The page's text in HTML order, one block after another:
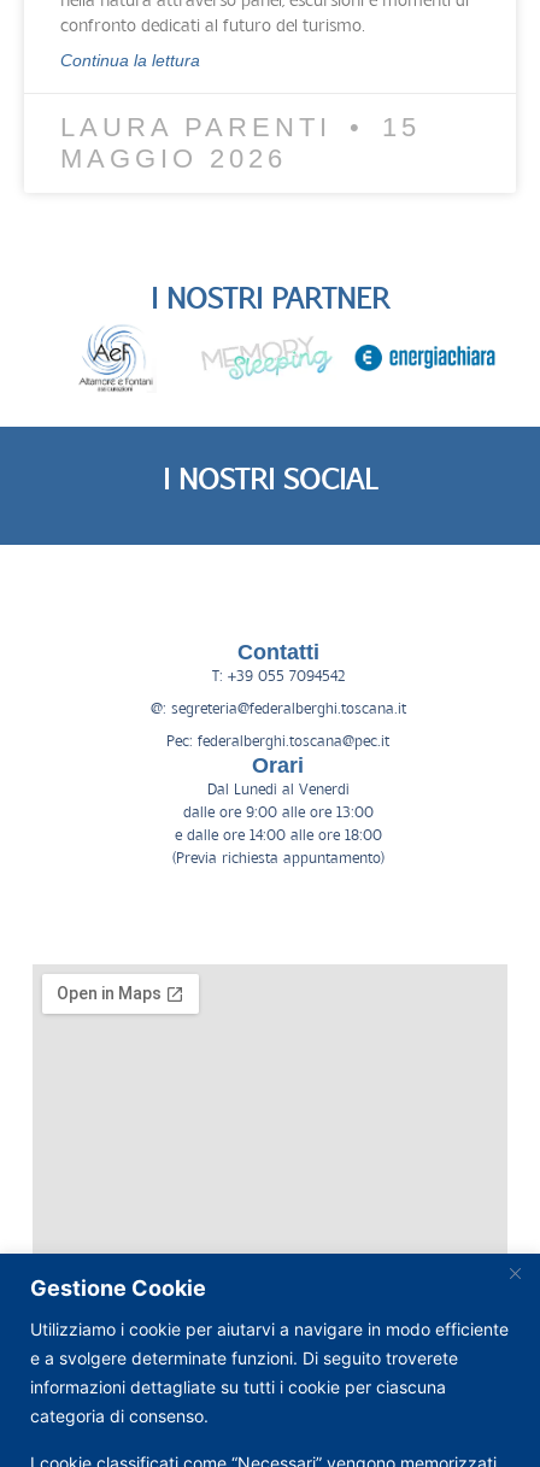
Gestione Cookie
Utilizziamo i cookie per aiutarvi a navigare in modo efficiente
e a svolgere determinate funzioni. Di seguito troverete
informazioni dettagliate su tutti i cookie per ciascuna
categoria di consenso.
I cookie classificati come “Necessari” vengono memorizzati
confronto dedicati al futuro del turismo.
Continua la lettura
LAURA PARENTI
15
MAGGIO 2026
I NOSTRI PARTNER
I NOSTRI SOCIAL
Contatti
T: +39 055 7094542
@: segreteria@federalberghi.toscana.it
Pec: federalberghi.toscana@pec.it
Orari
Dal Lunedì al Venerdì
dalle ore 9:00 alle ore 13:00
e dalle ore 14:00 alle ore 18:00
(Previa richiesta appuntamento)